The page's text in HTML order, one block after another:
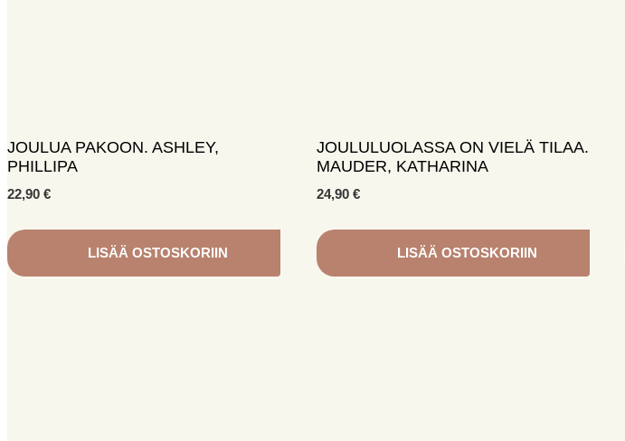
JOULUA PAKOON. ASHLEY,
PHILLIPA
22,90 €
LISÄÄ OSTOSKORIIN
JOULULUOLASSA ON VIELÄ TILAA.
MAUDER, KATHARINA
24,90 €
LISÄÄ OSTOSKORIIN